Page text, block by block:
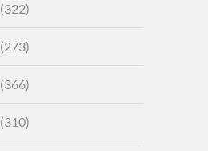
(322)
(273)
(366)
(310)